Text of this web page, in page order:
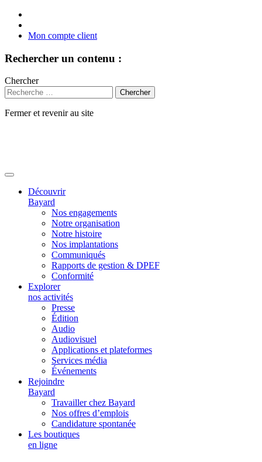
Mon compte client
Rechercher un contenu :
Chercher
Fermer et revenir au site
Découvrir
Bayard
Nos engagements
Notre organisation
Notre histoire
Nos implantations
Communiqués
Rapports de gestion & DPEF
Conformité
Explorer
nos activités
Presse
Édition
Audio
Audiovisuel
Applications et plateformes
Services média
Événements
Rejoindre
Bayard
Travailler chez Bayard
Nos offres d’emplois
Candidature spontanée
Les boutiques
en ligne